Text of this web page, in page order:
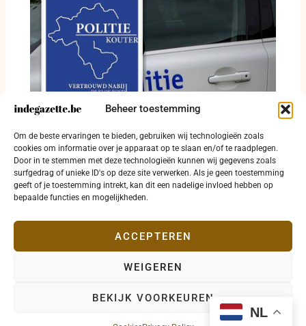
Beheer toestemming
Om de beste ervaringen te bieden, gebruiken wij technologieën zoals
cookies om informatie over je apparaat op te slaan en/of te raadplegen.
Door in te stemmen met deze technologieën kunnen wij gegevens zoals
surfgedrag of unieke ID's op deze site verwerken. Als je geen toestemming
geeft of je toestemming intrekt, kan dit een nadelige invloed hebben op
bepaalde functies en mogelijkheden.
ACCEPTEREN
WEIGEREN
BEKIJK VOORKEUREN
Inbraak in Jabbeke en twee bestuurders
onder invloed in Ichtegem en Torhout
20 juli 2026
Copyright © 2026 indegazette.be |Privacy
NL